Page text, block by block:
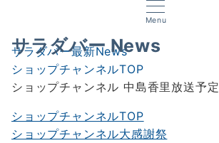
Menu
サラダバー News
サラダバー最新News
ショップチャンネルTOP
ショップチャンネル 中島香里放送予定
ショップチャンネルTOP
ショップチャンネル大感謝祭